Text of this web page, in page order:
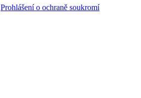
Prohlášení o ochraně soukromí